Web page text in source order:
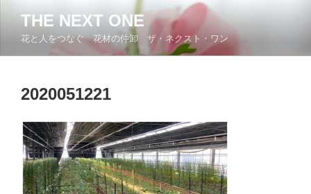
ン
THE NEXT ONE
花と人をつなぐ 花材の仲卸 ザ・ネクスト・ワン
2020051221